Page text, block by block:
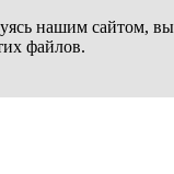
нашим сайтом, вы
файлов.